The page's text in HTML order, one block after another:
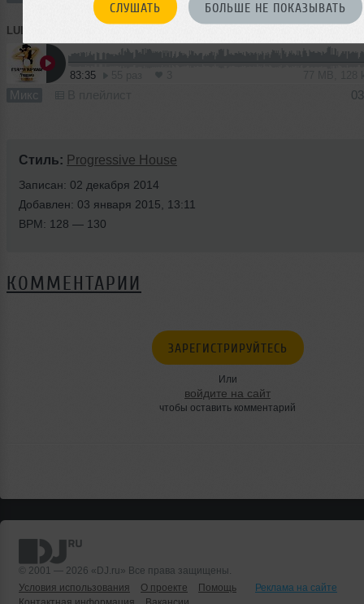
СЛУШАТЬ БОЛЬШЕ НЕ ПОКАЗЫВАТЬ
LULU
83:35
Микс
Стиль: Progressive House
Записан: 02 декабря 2014
Добавлен: 03 января 2015, 13:11
BPM: 128 — 130
КОММЕНТАРИИ
ЗАРЕГИСТРИРУЙТЕСЬ
Или
войдите на сайт
чтобы оставить комментарий
© 2001 — 2026 «DJ.ru» Все права защищены.
Условия использования
О проекте Помощь
Реклама на сайте